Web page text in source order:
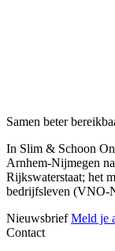
Samen beter
In Slim & Schoon
Arnhem-Nijmegen
Rijkswaterstaat; het
bedrijfsleven (VNO-
Nieuwsbrief Meld je
Contact